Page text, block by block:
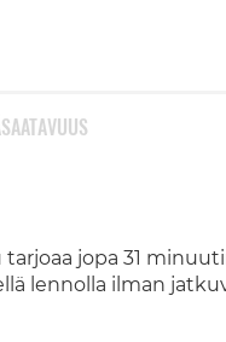
jopa 31
lennolla ilman